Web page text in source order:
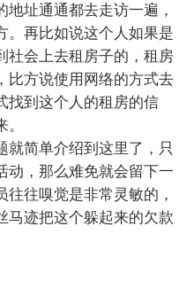
址通通都去走访一遍，
。再比如说这个人如果是
社会上去租房子的，租房
比方说使用网络的方式去
找到这个人的租房的信
就简单介绍到这里了，只
动，那么难免就会留下一
往嗅觉是非常灵敏的，
马迹把这个躲起来的欠款